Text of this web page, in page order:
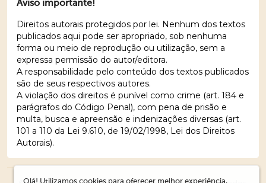
Aviso importante!
Direitos autorais protegidos por lei. Nenhum dos textos
publicados aqui pode ser apropriado, sob nenhuma
forma ou meio de reprodução ou utilização, sem a
expressa permissão do autor/editora.
A responsabilidade pelo conteúdo dos textos publicados
são de seus respectivos autores.
A violação dos direitos é punível como crime (art. 184 e
parágrafos do Código Penal), com pena de prisão e
multa, busca e apreensão e indenizações diversas (art.
101 a 110 da Lei 9.610, de 19/02/1998, Lei dos Direitos
Autorais).
Olá! Utilizamos cookies para oferecer melhor experiência,